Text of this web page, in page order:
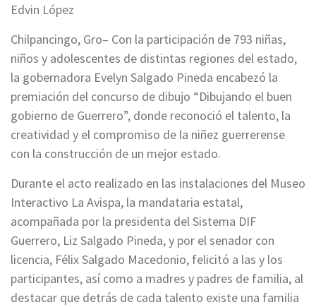
Edvin López
Chilpancingo, Gro– Con la participación de 793 niñas,
niños y adolescentes de distintas regiones del estado,
la gobernadora Evelyn Salgado Pineda encabezó la
premiación del concurso de dibujo “Dibujando el buen
gobierno de Guerrero”, donde reconoció el talento, la
creatividad y el compromiso de la niñez guerrerense
con la construcción de un mejor estado.
Durante el acto realizado en las instalaciones del Museo
Interactivo La Avispa, la mandataria estatal,
acompañada por la presidenta del Sistema DIF
Guerrero, Liz Salgado Pineda, y por el senador con
licencia, Félix Salgado Macedonio, felicitó a las y los
participantes, así como a madres y padres de familia, al
destacar que detrás de cada talento existe una familia